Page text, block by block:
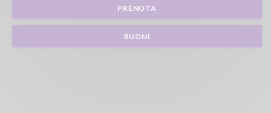
PRENOTA
BUONI